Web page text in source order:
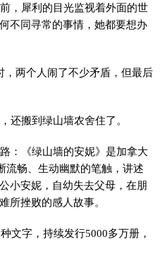
，犀利的目光监视着外面的世
不同寻常的事情，她都要想办
，两个人闹了不少矛盾，但最后
还搬到绿山墙农舍住了。
：《绿山墙的安妮》是加拿大
流畅、生动幽默的笔触，讲述
小安妮，自幼失去父母，在朋
所挫败的感人故事。
文字，持续发行5000多万册，